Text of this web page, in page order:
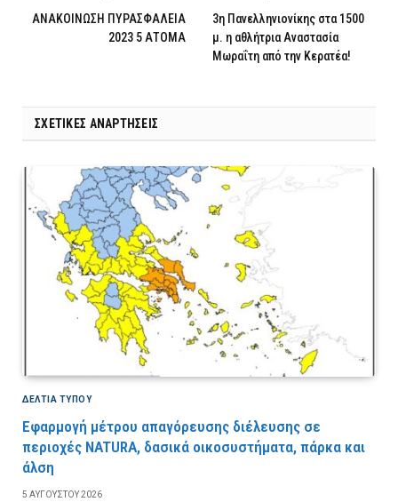
ΑΝΑΚΟΙΝΩΣΗ ΠΥΡΑΣΦΑΛΕΙΑ
2023 5 ΑΤΟΜΑ
3η Πανελληνιονίκης στα 1500
μ. η αθλήτρια Αναστασία
Μωραΐτη από την Κερατέα!
ΣΧΕΤΙΚΈΣ ΑΝΑΡΤΉΣΕΙΣ
ΔΕΛΤΙΑ ΤΥΠΟΥ
Εφαρμογή μέτρου απαγόρευσης διέλευσης σε
περιοχές NATURA, δασικά οικοσυστήματα, πάρκα και
άλση
5 ΑΥΓΟΎΣΤΟΥ 2026